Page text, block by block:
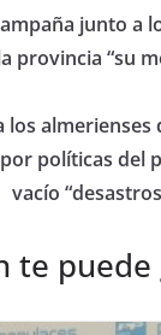
junto a
provincia “su
los almerienses
políticas del
vacío
te